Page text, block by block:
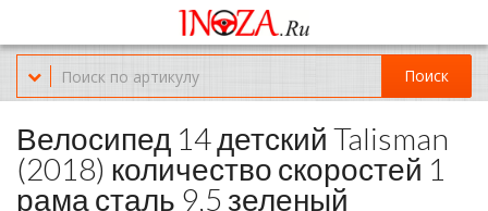
Офис обслуживания г.Краснодар (KRD) Куликова Поля 2 (магазин
Нож-мясо)
8-(967)-300-69-11
Поиск
Велосипед 14 детский Talisman
(2018) количество скоростей 1
рама сталь 9,5 зеленый